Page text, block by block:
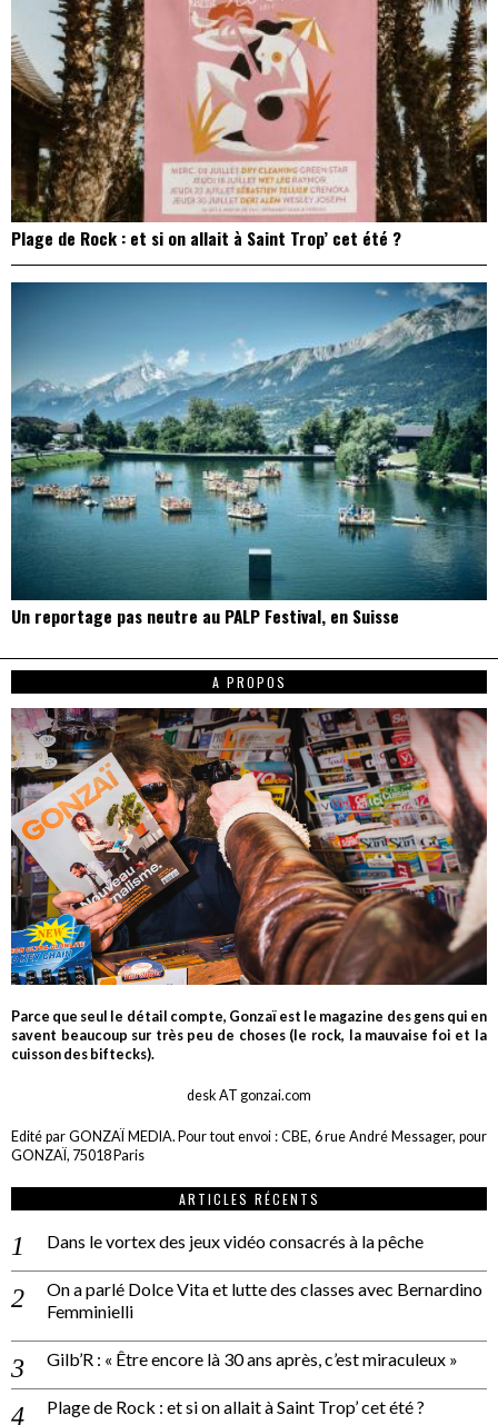
Plage de Rock : et si on allait à Saint Trop’ cet été ?
Un reportage pas neutre au PALP Festival, en Suisse
A PROPOS
Parce que seul le détail compte, Gonzaï est le magazine des gens qui en
savent beaucoup sur très peu de choses (le rock, la mauvaise foi et la
cuisson des biftecks).
desk AT gonzai.com
Edité par GONZAÏ MEDIA. Pour tout envoi : CBE, 6 rue André Messager, pour
GONZAÏ, 75018 Paris
ARTICLES RÉCENTS
Dans le vortex des jeux vidéo consacrés à la pêche
On a parlé Dolce Vita et lutte des classes avec Bernardino
Femminielli
Gilb’R : « Être encore là 30 ans après, c’est miraculeux »
Plage de Rock : et si on allait à Saint Trop’ cet été ?